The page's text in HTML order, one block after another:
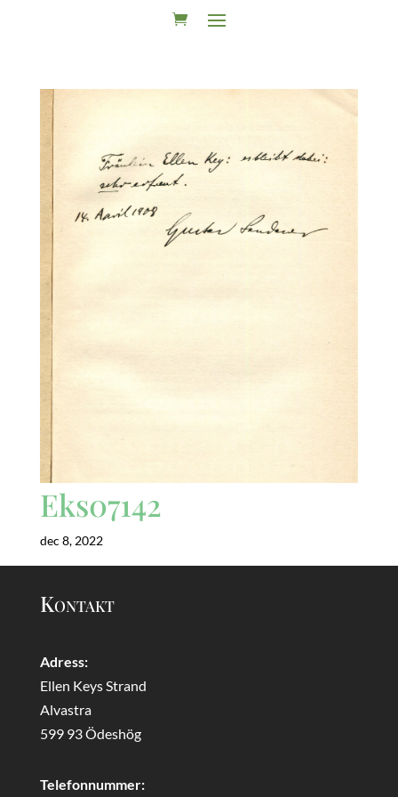
Eks07142
dec 8, 2022
Kontakt
Adress:
Ellen Keys Strand
Alvastra
599 93 Ödeshög
Telefonnummer: